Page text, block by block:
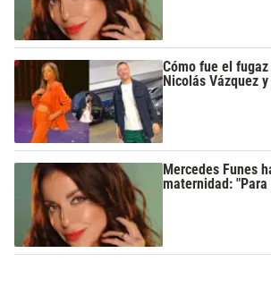
Cómo fue el
Nicolás Vázquez
Mercedes Funes
maternidad: